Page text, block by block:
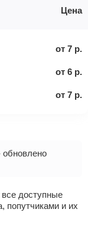
Цена
от 7 р.
от 6 р.
от 7 р.
доступные
попутчиками и их